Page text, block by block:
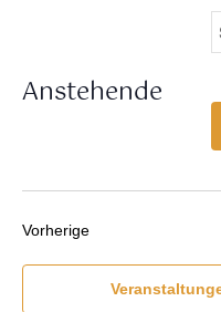
Anstehende
VorherigeVeranstaltungen